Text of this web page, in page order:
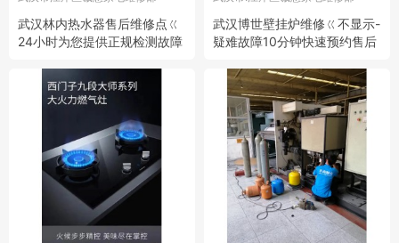
武汉林内热水器售后维修点ㄍ
24小时为您提供正规检测故障
武汉博世壁挂炉维修ㄍ不显示-
疑难故障10分钟快速预约售后